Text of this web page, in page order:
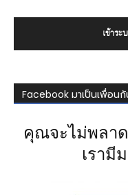
เข้าร
Facebook มาเป็นเพื่อนกั
คุณจะไม่พลา
เรามี